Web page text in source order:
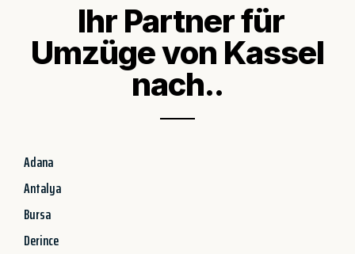
Ihr Partner für
Umzüge von Kassel
nach..
Adana
Antalya
Bursa
Derince